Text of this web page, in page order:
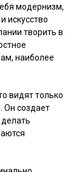
модернизм,
искусство
творить в
наиболее
видят только
Он создает
делать